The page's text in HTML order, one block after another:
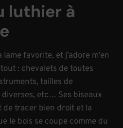
luthier à
favorite, et j’adore m’en
: chevalets de toutes
tailles de
etc… Ses biseaux
tracer bien droit et la
le bois se coupe comme du